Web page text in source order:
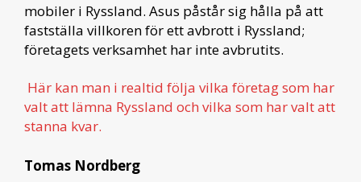
mobiler i Ryssland. Asus påstår sig hålla på att
fastställa villkoren för ett avbrott i Ryssland;
företagets verksamhet har inte avbrutits.
Här kan man i realtid följa vilka företag som har
valt att lämna Ryssland och vilka som har valt att
stanna kvar.
Tomas Nordberg